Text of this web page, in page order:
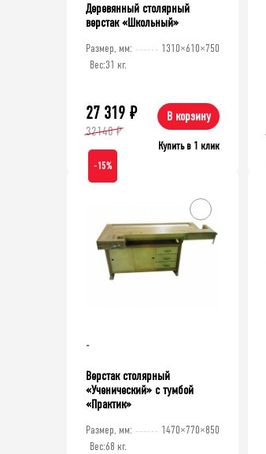
Деревянный столярный
верстак «Школьный»
Размер, мм:
1310×610×750
Вес:31 кг.
27 319 ₽
32140 ₽
В корзину
Купить в 1 клик
-15%
-
Верстак столярный
«Ученический» c тумбой
«Практик»
Размер, мм:
1470×770×850
Вес:68 кг.